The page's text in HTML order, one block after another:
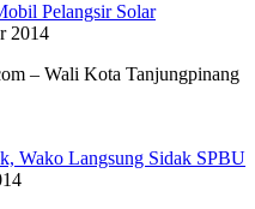
Pelangsir Solar
2014
– Wali Kota Tanjungpinang
Wako Langsung Sidak SPBU